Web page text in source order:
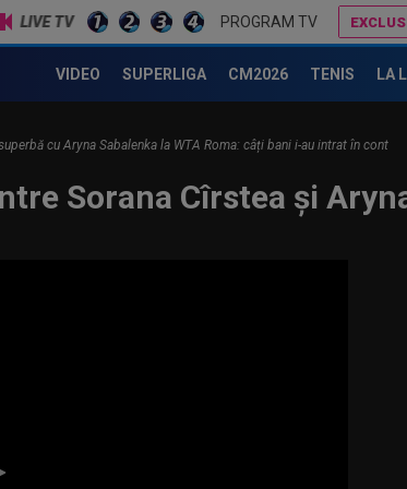
LIVE TV PROGRAM TV
VIDEO SUPERLIGA CM2026 TENIS LA
cu Aryna Sabalenka la WTA Roma: câți bani i-au intrat în cont
Sorana Cîrstea și